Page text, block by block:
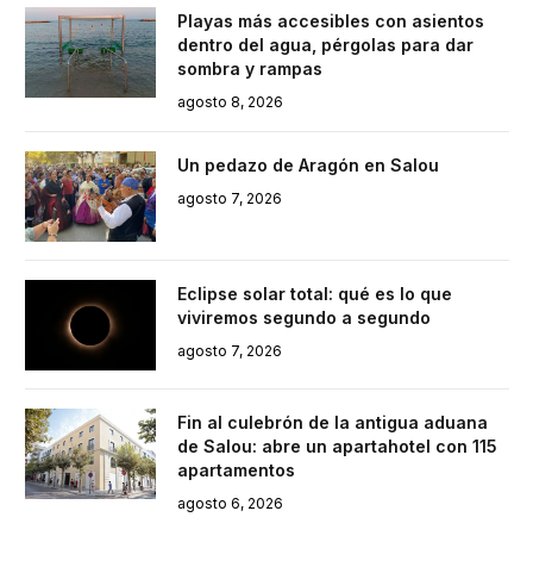
Playas más accesibles con asientos
dentro del agua, pérgolas para dar
sombra y rampas
agosto 8, 2026
Un pedazo de Aragón en Salou
agosto 7, 2026
Eclipse solar total: qué es lo que
viviremos segundo a segundo
agosto 7, 2026
Fin al culebrón de la antigua aduana
de Salou: abre un apartahotel con 115
apartamentos
agosto 6, 2026